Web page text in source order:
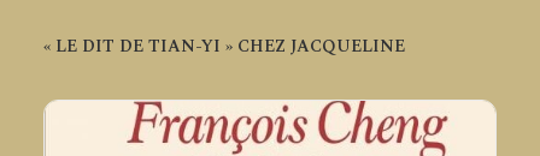
« LE DIT DE TIAN-YI » CHEZ JACQUELINE